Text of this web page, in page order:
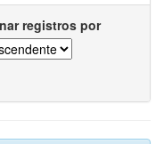
registros por